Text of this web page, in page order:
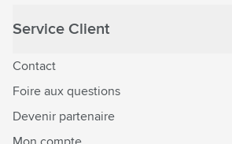
Service Client
Contact
Foire aux questions
Devenir partenaire